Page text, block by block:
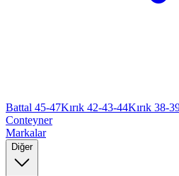
Battal 45-47Kırık 42-43-44Kırık 38-
Conteyner
Markalar
Diğer